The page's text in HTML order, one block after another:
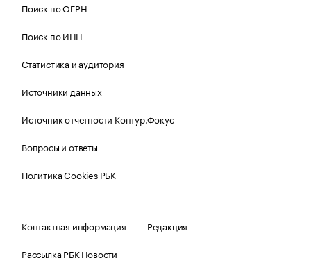
Поиск по ОГРН
Поиск по ИНН
Статистика и аудитория
Источники данных
Источник отчетности Контур.Фокус
Вопросы и ответы
Политика Cookies РБК
Контактная информация
Редакция
Рассылка РБК Новости